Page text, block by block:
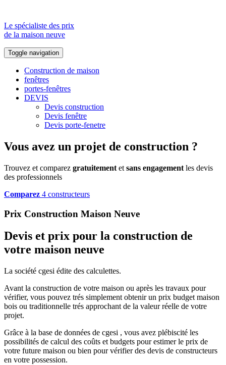
Le spécialiste des prix
de la maison neuve
Toggle navigation
Construction de maison
fenêtres
portes-fenêtres
DEVIS
Devis construction
Devis fenêtre
Devis porte-fenetre
Vous avez un projet de construction ?
Trouvez et comparez gratuitement et sans engagement les devis
des professionnels
Comparez 4 constructeurs
Prix Construction Maison Neuve
Devis et prix pour la construction de
votre maison neuve
La société cgesi édite des calculettes.
Avant la construction de votre maison ou après les travaux pour
vérifier, vous pouvez trés simplement obtenir un prix budget maison
bois ou traditionnelle trés approchant de la valeur réelle de votre
projet.
Grâce à la base de données de cgesi , vous avez plébiscité les
possibilités de calcul des coûts et budgets pour estimer le prix de
votre future maison ou bien pour vérifier des devis de constructeurs
en votre possession.